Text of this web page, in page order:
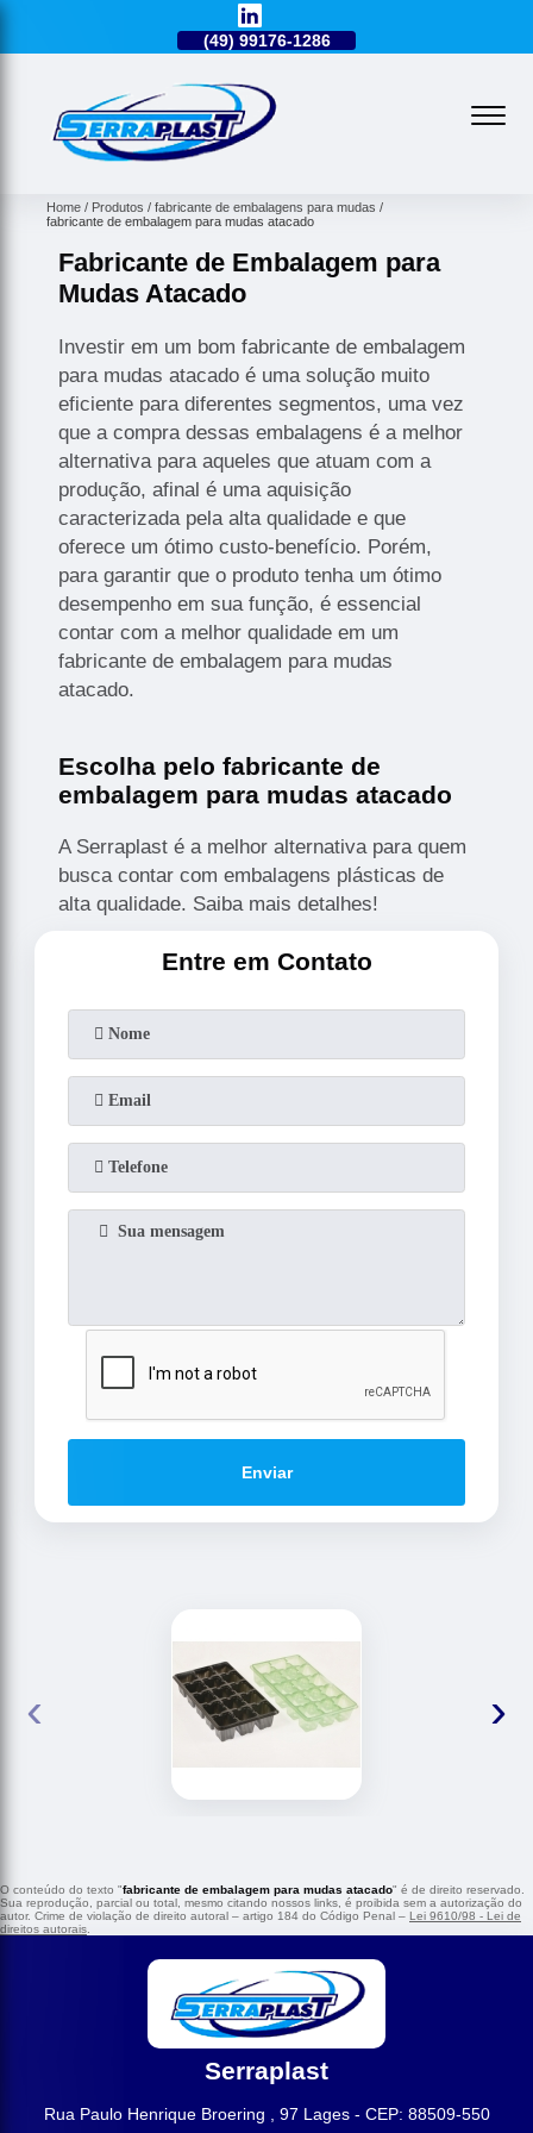
(49) 99176-1286
Home Produtos
fabricante de embalagens para mudas
fabricante de embalagem para mudas atacado
Fabricante de Embalagem para
Mudas Atacado
Investir em um bom fabricante de embalagem
para mudas atacado é uma solução muito
eficiente para diferentes segmentos, uma vez
que a compra dessas embalagens é a melhor
alternativa para aqueles que atuam com a
produção, afinal é uma aquisição
caracterizada pela alta qualidade e que
oferece um ótimo custo-benefício. Porém,
para garantir que o produto tenha um ótimo
desempenho em sua função, é essencial
contar com a melhor qualidade em um
fabricante de embalagem para mudas
atacado.
Escolha pelo fabricante de
embalagem para mudas atacado
A Serraplast é a melhor alternativa para quem
busca contar com embalagens plásticas de
alta qualidade. Saiba mais detalhes!
Entre em Contato
Enviar
‹ ›
O conteúdo do texto "fabricante de embalagem para mudas atacado" é de direito reservado.
Sua reprodução, parcial ou total, mesmo citando nossos links, é proibida sem a autorização do
autor. Crime de violação de direito autoral – artigo 184 do Código Penal – Lei 9610/98 - Lei de
direitos autorais
Serraplast
Rua Paulo Henrique Broering , 97 Lages - CEP: 88509-550